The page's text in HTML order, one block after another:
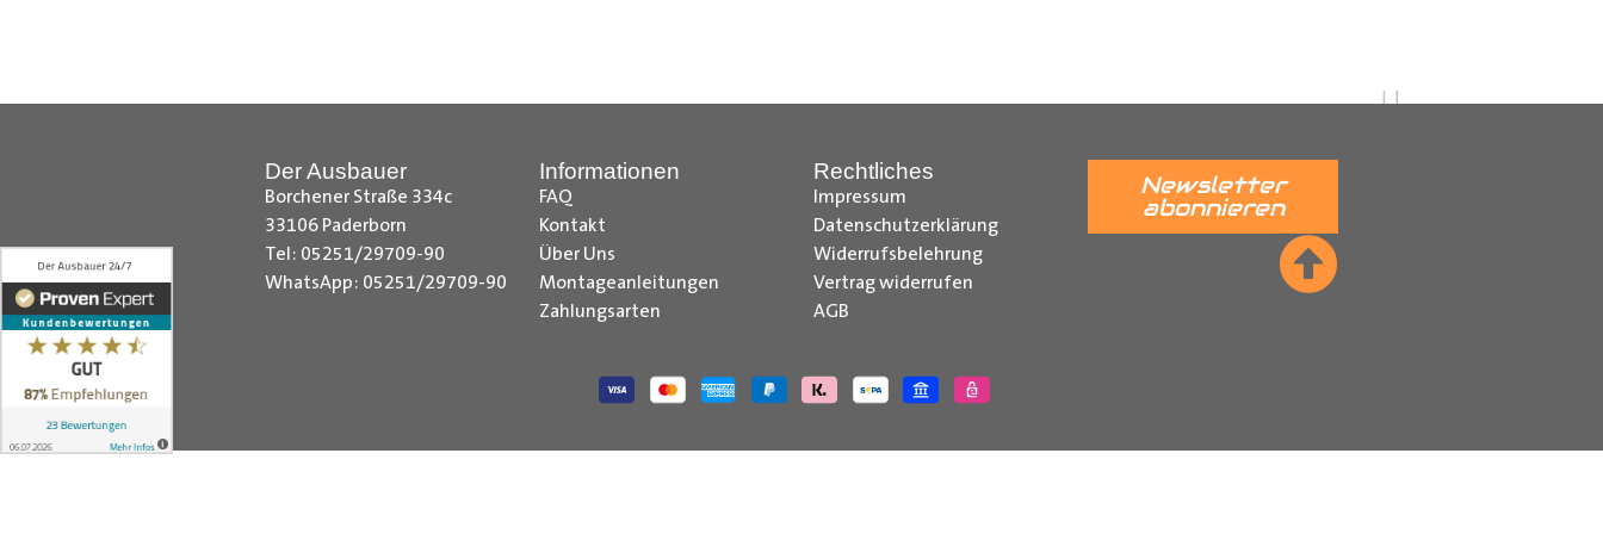
__________________________________________________________________________________
Der Ausbauer
Borchener Straße 334c
33106 Paderborn
Tel: 05251/29709-90
WhatsApp: 05251/29709-90
Informationen
FAQ
Kontakt
Über Uns
Montageanleitungen
Zahlungsarten
Rechtliches
Impressum
Datenschutzerklärung
Widerrufsbelehrung
Vertrag widerrufen
AGB
Newsletter
abonnieren